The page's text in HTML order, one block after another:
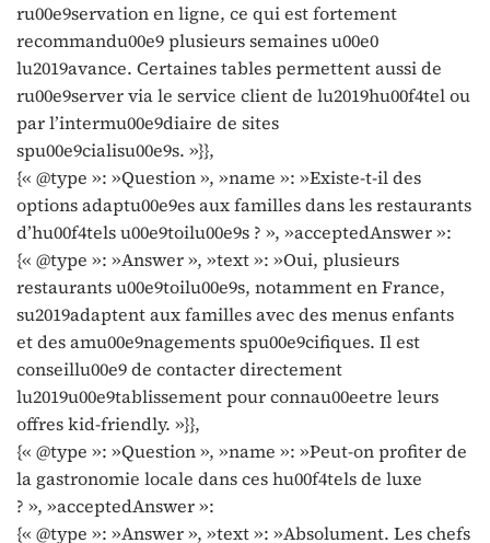
ru00e9servation en ligne, ce qui est fortement
recommandu00e9 plusieurs semaines u00e0
lu2019avance. Certaines tables permettent aussi de
ru00e9server via le service client de lu2019hu00f4tel ou
par l’intermu00e9diaire de sites
spu00e9cialisu00e9s. »}},
{« @type »: »Question », »name »: »Existe-t-il des
options adaptu00e9es aux familles dans les restaurants
d’hu00f4tels u00e9toilu00e9s ? », »acceptedAnswer »:
{« @type »: »Answer », »text »: »Oui, plusieurs
restaurants u00e9toilu00e9s, notamment en France,
su2019adaptent aux familles avec des menus enfants
et des amu00e9nagements spu00e9cifiques. Il est
conseillu00e9 de contacter directement
lu2019u00e9tablissement pour connau00eetre leurs
offres kid-friendly. »}},
{« @type »: »Question », »name »: »Peut-on profiter de
la gastronomie locale dans ces hu00f4tels de luxe
? », »acceptedAnswer »:
{« @type »: »Answer », »text »: »Absolument. Les chefs